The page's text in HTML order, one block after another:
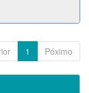
1 Póximo